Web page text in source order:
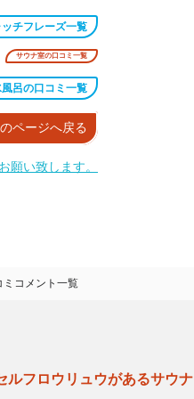
ッチフレーズ一覧
サウナ室の口コミ一覧
風呂の口コミ一覧
ページへ戻る
願い致します。
ミコメント一覧
ルフロウリュウがあるサウナ